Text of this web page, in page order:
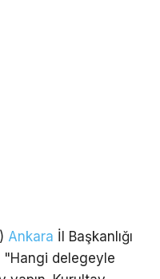
Ankara İl Başkanlığı
"Hangi delegeyle